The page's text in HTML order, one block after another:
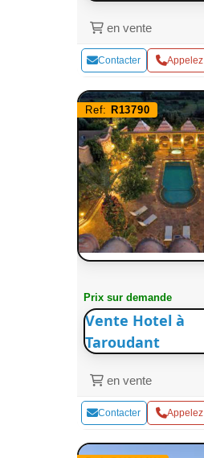
en vente
Contacter Appelez
Ref: R13790
Prix sur demande
Vente Hotel à
Taroudant
en vente
Contacter Appelez